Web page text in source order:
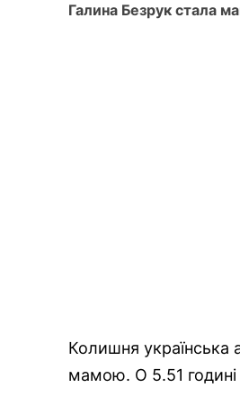
Галина Безрук стала
Колишня українська
мамою. О 5.51 годині